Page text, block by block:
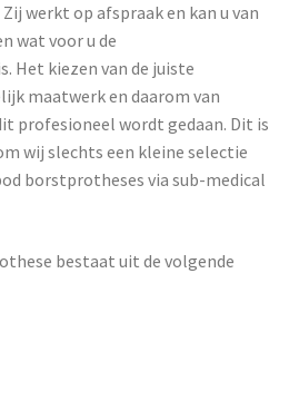
werkt op afspraak en kan u van
wat voor u de
Het kiezen van de juiste
maatwerk en daarom van
profesioneel wordt gedaan. Dit is
wij slechts een kleine selectie
borstprotheses via sub-medical
bestaat uit de volgende